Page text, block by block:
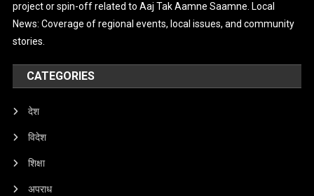
project or spin-off related to Aaj Tak Aamne Saamne. Local
News: Coverage of regional events, local issues, and community
stories.
CATEGORIES
देश
विदेश
शिक्षा
अपराध